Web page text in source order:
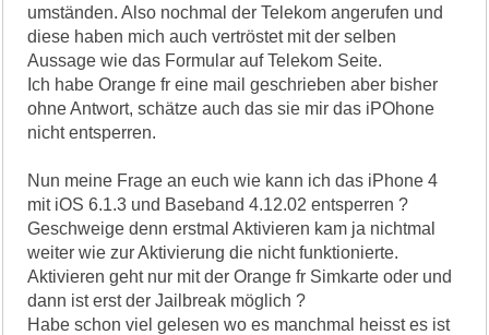
umständen. Also nochmal der Telekom angerufen und
diese haben mich auch vertröstet mit der selben
Aussage wie das Formular auf Telekom Seite.
Ich habe Orange fr eine mail geschrieben aber bisher
ohne Antwort, schätze auch das sie mir das iPOhone
nicht entsperren.
Nun meine Frage an euch wie kann ich das iPhone 4
mit iOS 6.1.3 und Baseband 4.12.02 entsperren ?
Geschweige denn erstmal Aktivieren kam ja nichtmal
weiter wie zur Aktivierung die nicht funktionierte.
Aktivieren geht nur mit der Orange fr Simkarte oder und
dann ist erst der Jailbreak möglich ?
Habe schon viel gelesen wo es manchmal heisst es ist